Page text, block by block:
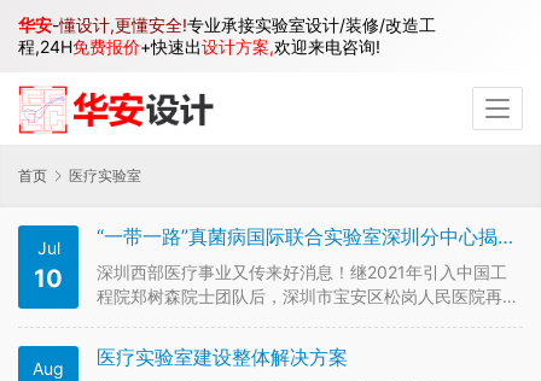
首页 医疗实验室
Jul
10
“一带一路”真菌病国际联合实验室深圳分中心揭牌成立
深圳西部医疗事业又传来好消息！继2021年引入中国工
程院郑树森院士团队后，深圳市宝安区松岗人民医院再
肤病学、医学真菌学专家廖万清院士及其团队，将为辖
区群众提供更加优质的医疗服务，为医院高质量发展注
Aug 医疗实验室建设整体解决方案
华安-懂设计,更懂安全!专业承接实验室设计/装修/改造工
程,24H免费报价+快速出设计方案,欢迎来电咨询!